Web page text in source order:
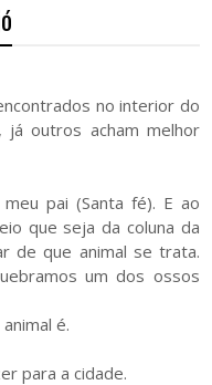
no interior do
já outros acham melhor
pai (Santa fé). E ao
que seja da coluna da
de que animal se trata.
um dos ossos
é.
para a cidade.